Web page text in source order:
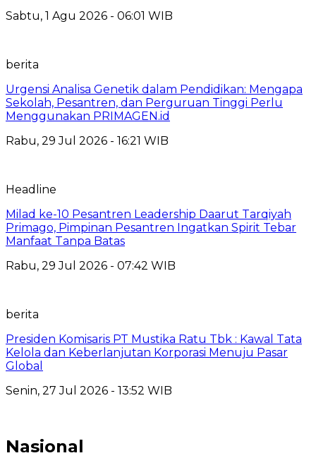
Sabtu, 1 Agu 2026 - 06:01 WIB
berita
Urgensi Analisa Genetik dalam Pendidikan: Mengapa
Sekolah, Pesantren, dan Perguruan Tinggi Perlu
Menggunakan PRIMAGEN.id
Rabu, 29 Jul 2026 - 16:21 WIB
Headline
Milad ke-10 Pesantren Leadership Daarut Tarqiyah
Primago, Pimpinan Pesantren Ingatkan Spirit Tebar
Manfaat Tanpa Batas
Rabu, 29 Jul 2026 - 07:42 WIB
berita
Presiden Komisaris PT Mustika Ratu Tbk : Kawal Tata
Kelola dan Keberlanjutan Korporasi Menuju Pasar
Global
Senin, 27 Jul 2026 - 13:52 WIB
Nasional